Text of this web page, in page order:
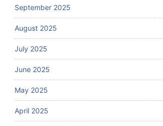
September 2025
August 2025
July 2025
June 2025
May 2025
April 2025